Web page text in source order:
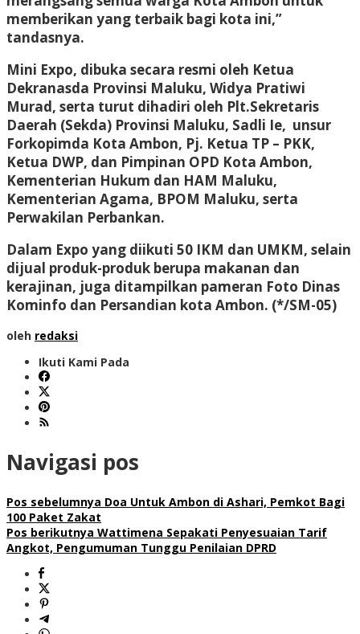
memberikan yang terbaik bagi kota ini,”
tandasnya.
Mini Expo, dibuka secara resmi oleh Ketua
Dekranasda Provinsi Maluku, Widya Pratiwi
Murad, serta turut dihadiri oleh Plt.Sekretaris
Daerah (Sekda) Provinsi Maluku, Sadli Ie, unsur
Forkopimda Kota Ambon, Pj. Ketua TP – PKK,
Ketua DWP, dan Pimpinan OPD Kota Ambon,
Kementerian Hukum dan HAM Maluku,
Kementerian Agama, BPOM Maluku, serta
Perwakilan Perbankan.
Dalam Expo yang diikuti 50 IKM dan UMKM, selain
dijual produk-produk berupa makanan dan
kerajinan, juga ditampilkan pameran Foto Dinas
Kominfo dan Persandian kota Ambon. (*/SM-05)
oleh redaksi
Ikuti Kami Pada
Navigasi pos
Pos sebelumnya Doa Untuk Ambon di Ashari, Pemkot Bagi
100 Paket Zakat
Pos berikutnya Wattimena Sepakati Penyesuaian Tarif
Angkot, Pengumuman Tunggu Penilaian DPRD